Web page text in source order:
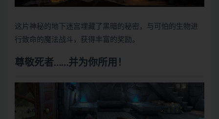
这片神秘的地下迷宫埋藏了黑暗的秘密，与可怕的生物进
行致命的魔法战斗，获得丰富的奖励。
尊敬死者……并为你所用！